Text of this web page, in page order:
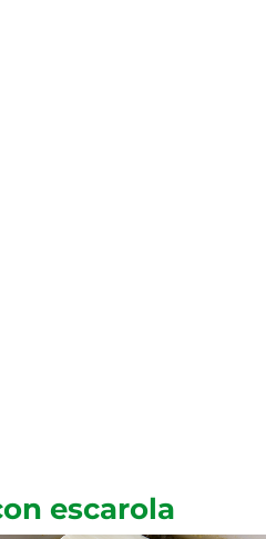
escarola